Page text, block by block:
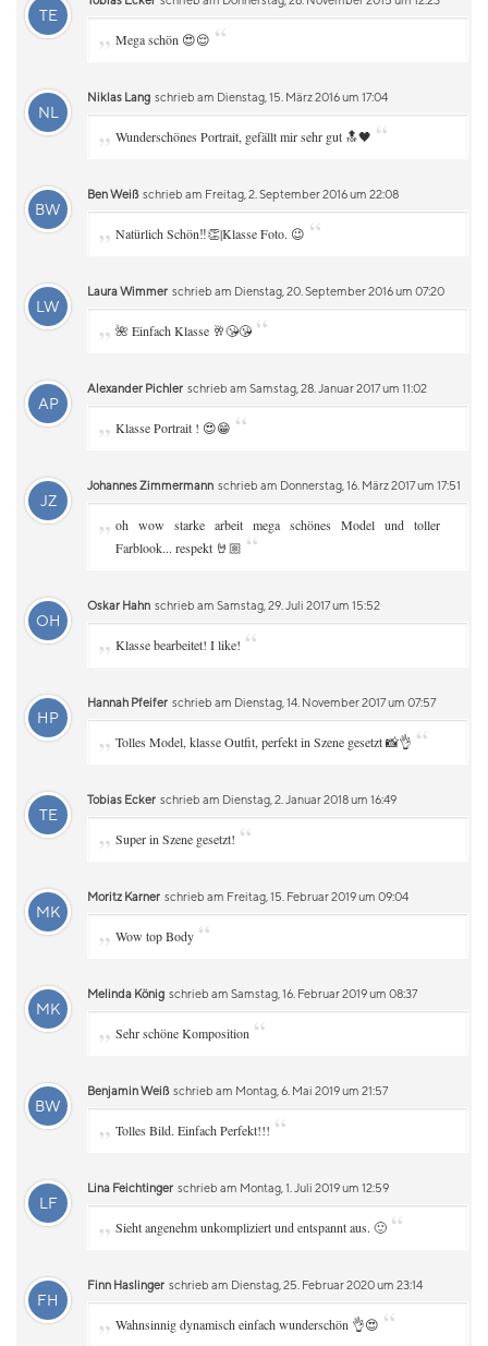
TE
„ Mega schön 😍😌 “
NL
Niklas Lang schrieb am Dienstag, 15. März 2016 um 17:04
„ Wunderschönes Portrait, gefällt mir sehr gut 🔝🖤 “
BW
Ben Weiß schrieb am Freitag, 2. September 2016 um 22:08
„ Natürlich Schön‼️👏|Klasse Foto. 😉 “
LW
Laura Wimmer schrieb am Dienstag, 20. September 2016 um 07:20
„ 🌺 Einfach Klasse 🥂😘😘 “
AP
Alexander Pichler schrieb am Samstag, 28. Januar 2017 um 11:02
„ Klasse Portrait ! 😍😁 “
JZ
Johannes Zimmermann schrieb am Donnerstag, 16. März 2017 um 17:51
„ oh wow starke arbeit mega schönes Model und toller
Farblook... respekt 🤘🏼 “
OH
Oskar Hahn schrieb am Samstag, 29. Juli 2017 um 15:52
„ Klasse bearbeitet! I like! “
HP
Hannah Pfeifer schrieb am Dienstag, 14. November 2017 um 07:57
„ Tolles Model, klasse Outfit, perfekt in Szene gesetzt 📸👌 “
TE
Tobias Ecker schrieb am Dienstag, 2. Januar 2018 um 16:49
„ Super in Szene gesetzt! “
MK
Moritz Karner schrieb am Freitag, 15. Februar 2019 um 09:04
„ Wow top Body “
MK
Melinda König schrieb am Samstag, 16. Februar 2019 um 08:37
„ Sehr schöne Komposition “
BW
Benjamin Weiß schrieb am Montag, 6. Mai 2019 um 21:57
„ Tolles Bild. Einfach Perfekt!!! “
LF
Lina Feichtinger schrieb am Montag, 1. Juli 2019 um 12:59
„ Sieht angenehm unkompliziert und entspannt aus. 🙂 “
FH
Finn Haslinger schrieb am Dienstag, 25. Februar 2020 um 23:14
„ Wahnsinnig dynamisch einfach wunderschön 👌😍 “